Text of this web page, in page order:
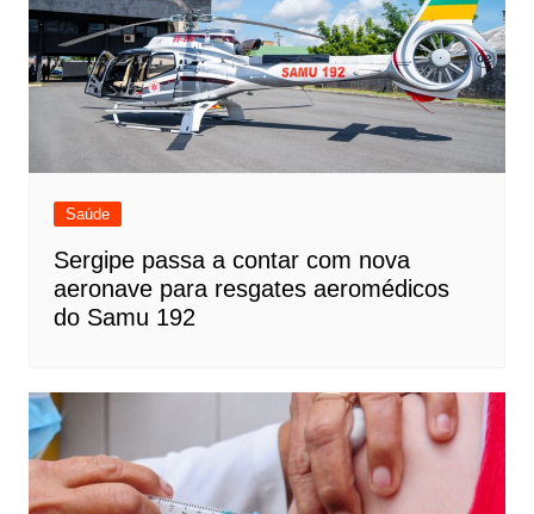
Saúde
Sergipe passa a contar com nova
aeronave para resgates aeromédicos
do Samu 192